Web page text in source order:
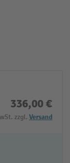
336,00 €
zzgl. Versand